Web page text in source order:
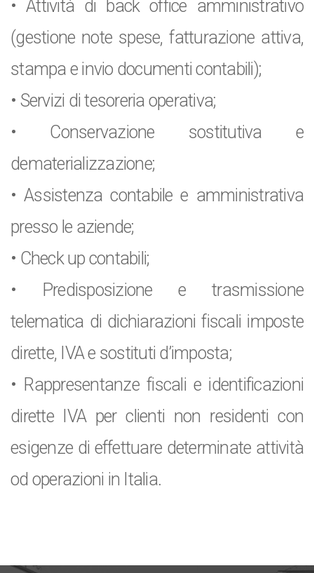
• Attività di back office amministrativo
(gestione note spese, fatturazione attiva,
stampa e invio documenti contabili);
• Servizi di tesoreria operativa;
• Conservazione sostitutiva e
dematerializzazione;
• Assistenza contabile e amministrativa
presso le aziende;
• Check up contabili;
• Predisposizione e trasmissione
telematica di dichiarazioni fiscali imposte
dirette, IVA e sostituti d’imposta;
• Rappresentanze fiscali e identificazioni
dirette IVA per clienti non residenti con
esigenze di effettuare determinate attività
od operazioni in Italia.